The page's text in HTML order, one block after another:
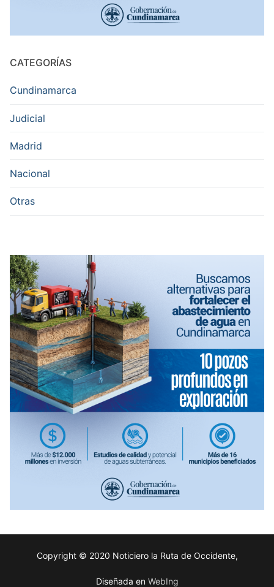
CATEGORÍAS
Cundinamarca
Judicial
Madrid
Nacional
Otras
Copyright © 2020 Noticiero la Ruta de Occidente,
Diseñada en WebIng